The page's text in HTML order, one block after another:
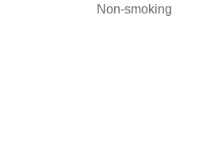
Non-smoking